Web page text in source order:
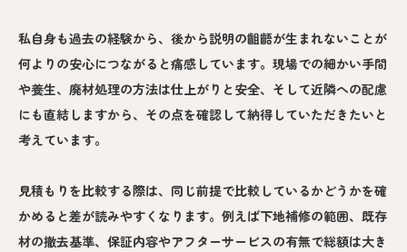
私自身も過去の経験から、後から説明の齟齬が生まれないことが
何よりの安心につながると痛感しています。現場での細かい手間
や養生、廃材処理の方法は仕上がりと安全、そして近隣への配慮
にも直結しますから、その点を確認して納得していただきたいと
考えています。
見積もりを比較する際は、同じ前提で比較しているかどうかを確
かめると差が読みやすくなります。例えば下地補修の範囲、既存
材の撤去基準、保証内容やアフターサービスの有無で総額は大き